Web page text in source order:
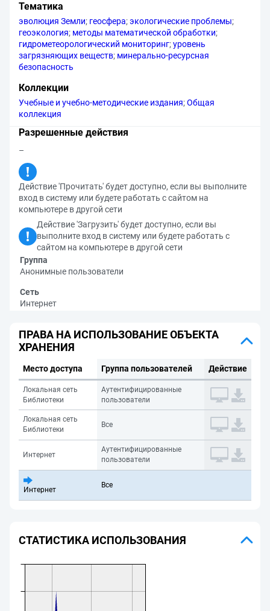
Тематика
эволюция Земли; геосфера;экологические проблемы;
геоэкология; методы математической обработки;
гидрометеорологический мониторинг;уровень
загрязняющих веществ; минерально-ресурсная
безопасность
Коллекции
Учебные и учебно-методические издания;Общая
коллекция
Разрешенные действия
–
Действие 'Прочитать' будет доступно, если вы выполните
вход в систему или будете работать с сайтом на
компьютере в другой сети
Действие 'Загрузить' будет доступно, если вы
выполните вход в систему или будете работать с
сайтом на компьютере в другой сети
Группа
Анонимные пользователи
Сеть
Интернет
ПРАВА НА ИСПОЛЬЗОВАНИЕ ОБЪЕКТА
ХРАНЕНИЯ
Место доступа Группа пользователей Действие
Локальная сеть
Библиотеки
Аутентифицированные
пользователи
Локальная сеть
Библиотеки
Все
Интернет
Аутентифицированные
пользователи
Интернет
Все
СТАТИСТИКА ИСПОЛЬЗОВАНИЯ